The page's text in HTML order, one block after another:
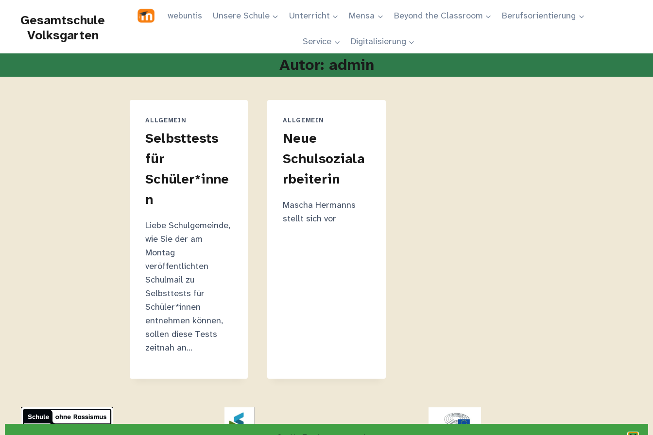
Inhalt
springen
Gesamtschule
Volksgarten
webuntis Unsere Schule Unterricht Mensa Beyond the Classroom Berufsorientierung
Service Digitalisierung
Autor: admin
ALLGEMEIN
Selbsttests
für
Schüler*inne
n
Liebe Schulgemeinde,
wie Sie der am
Montag
veröffentlichten
Schulmail zu
Selbsttests für
Schüler*innen
entnehmen können,
sollen diese Tests
zeitnah an…
ALLGEMEIN
Neue
Schulsoziala
rbeiterin
Mascha Hermanns
stellt sich vor